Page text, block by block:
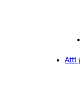
Atti